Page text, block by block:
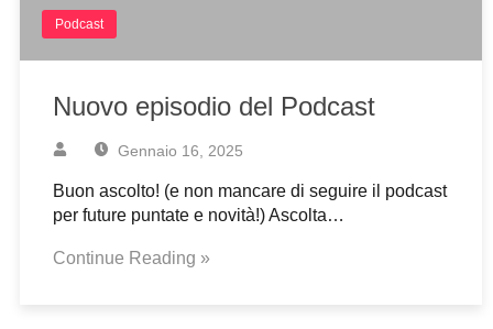
Podcast
Nuovo episodio del Podcast
Gennaio 16, 2025
Buon ascolto! (e non mancare di seguire il podcast
per future puntate e novità!) Ascolta…
Continue Reading »